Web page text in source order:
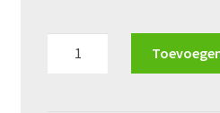
Sample Page